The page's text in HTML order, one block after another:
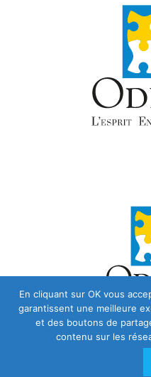
En cliquant sur OK vous
garantissent une meilleure
et des boutons de
contenu sur les